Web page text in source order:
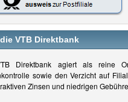
VTB Direktbank
Direktbank agiert als reine
sowie den Verzicht auf
Zinsen und niedrigen